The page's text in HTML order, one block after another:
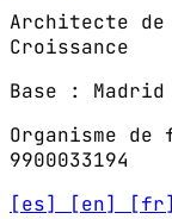
Architecte de
Croissance
Base :
Organisme
9900033194
[es]
[en]